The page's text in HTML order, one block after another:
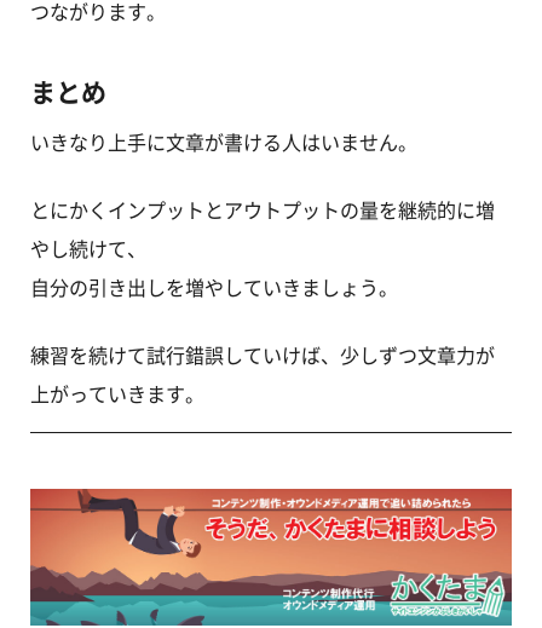
つながります。
まとめ
いきなり上手に文章が書ける人はいません。
とにかくインプットとアウトプットの量を継続的に増
やし続けて、
自分の引き出しを増やしていきましょう。
練習を続けて試行錯誤していけば、少しずつ文章力が
上がっていきます。